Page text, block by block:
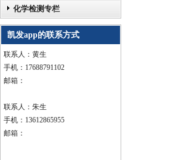
化学检测专栏
凯发app的联系方式
联系人：黄生
手机：17688791102
邮箱：
联系人：朱生
手机：13612865955
邮箱：